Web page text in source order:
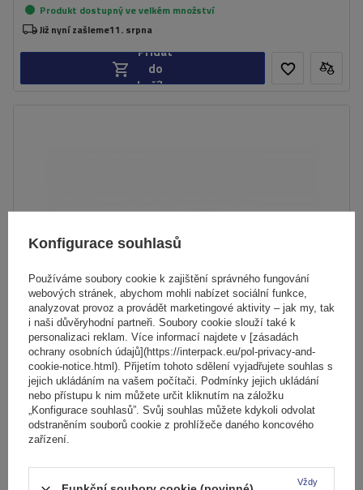
Produkt dostupný ve velkém množství
Již nyní zašleme11. srpna
Přidat
do
košíku
Univerzální střešní nosič G3 CL 60.130 pro tradiční i
integrované hliníkové lyžiny
Produkt dostupný ve velkém množství
Konfigurace souhlasů
Používáme soubory cookie k zajištění správného fungování
webových stránek, abychom mohli nabízet sociální funkce,
analyzovat provoz a provádět marketingové aktivity – jak my, tak
i naši důvěryhodní partneři. Soubory cookie slouží také k
personalizaci reklam. Více informací najdete v [zásadách
ochrany osobních údajů](https://interpack.eu/pol-privacy-and-
cookie-notice.html). Přijetím tohoto sdělení vyjadřujete souhlas s
jejich ukládáním na vašem počítači. Podmínky jejich ukládání
nebo přístupu k nim můžete určit kliknutím na záložku
„Konfigurace souhlasů”. Svůj souhlas můžete kdykoli odvolat
odstraněním souborů cookie z prohlížeče daného koncového
zařízení.
Vždy